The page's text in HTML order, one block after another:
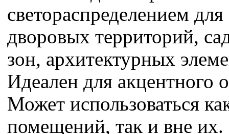
светораспределением
дворовых территорий,
зон, архитектурных
Идеален для акцентного
Может использоваться
помещений, так и вне их.